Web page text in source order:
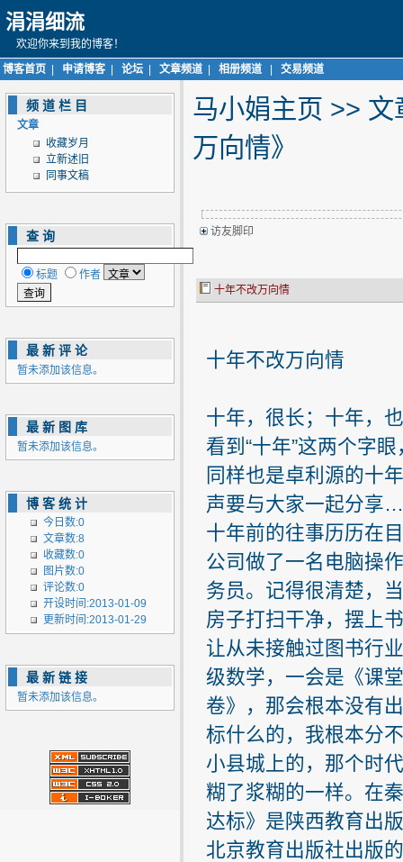
涓涓细流
欢迎你来到我的博客！
博客首页
申请博客 论坛 文章频道 相册频道 交易频道
频道栏目
文章
收藏岁月
立新述旧
同事文稿
查询
标题 作者
最新评论
暂未添加该信息。
最新图库
暂未添加该信息。
博客统计
今日数:0
文章数:8
收藏数:0
图片数:0
评论数:0
开设时间:2013-01-09
更新时间:2013-01-29
最新链接
暂未添加该信息。
马小娟主页 >> 文
万向情》
访友脚印
十年不改万向情
十年不改万向情
十年，很长；十年，
看到“十年”这两个字
同样也是卓利源的十
声要与大家一起分
十年前的往事历历在
公司做了一名电脑操
务员。记得很清楚，
房子打扫干净，摆上
让从未接触过图书行
级数学，一会是《课
卷》，那会根本没有
标什么的，我根本分
小县城上的，那个时
糊了浆糊的一样。在
达标》是陕西教育出
北京教育出版社出版